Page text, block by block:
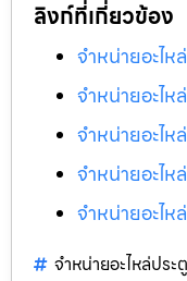
ลิงก์ที่เกี่ยวข้อง
จำหน่ายอะไห
จำหน่ายอะไห
จำหน่ายอะไห
จำหน่ายอะไห
จำหน่ายอะไห
จำหน่ายอะไหล่ปร